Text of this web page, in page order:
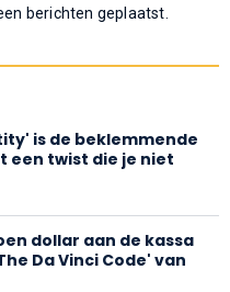
berichten geplaatst.
is de beklemmende
twist die je niet
dollar aan de kassa
Da Vinci Code' van